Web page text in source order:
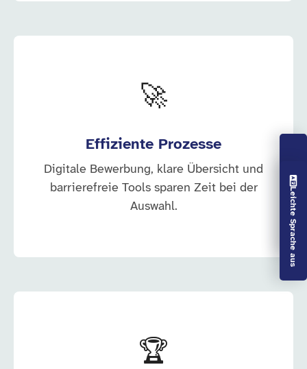
Vorlesen aus
Leichte Sprache aus
🚀
Effiziente Prozesse
Digitale Bewerbung, klare Übersicht und
barrierefreie Tools sparen Zeit bei der
Auswahl.
🏆